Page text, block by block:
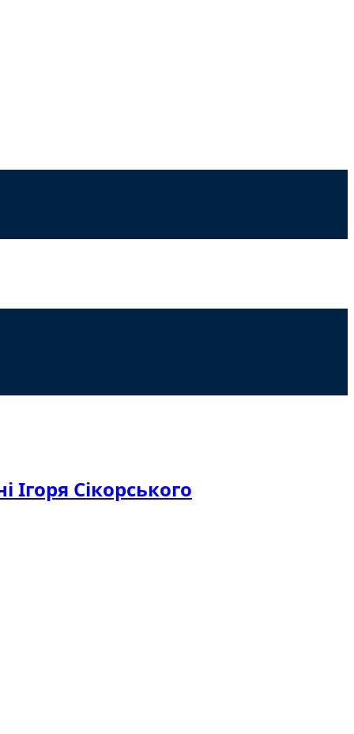
Ігоря Сікорського